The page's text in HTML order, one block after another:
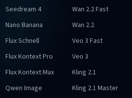
Seedream 4
Nano Banana
Flux Schnell
Flux Kontext Pro
Flux Kontext Max
Qwen Image
Wan 2.2 Fast
Wan 2.2
Veo 3 Fast
Veo 3
Kling 2.1
Kling 2.1 Master